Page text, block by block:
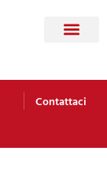
Contattaci